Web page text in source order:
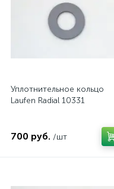
Уплотнительное кольцо
Laufen Radial 10331
700 руб. /шт